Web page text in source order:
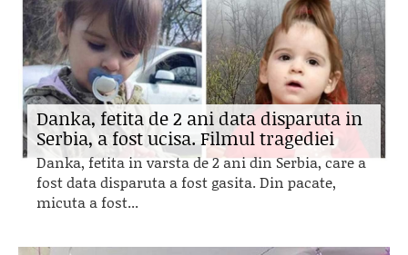
Danka, fetita de 2 ani data disparuta in
Serbia, a fost ucisa. Filmul tragediei
Danka, fetita in varsta de 2 ani din Serbia, care a
fost data disparuta a fost gasita. Din pacate,
micuta a fost...